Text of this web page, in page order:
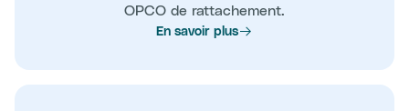
OPCO de rattachement.
En savoir plus